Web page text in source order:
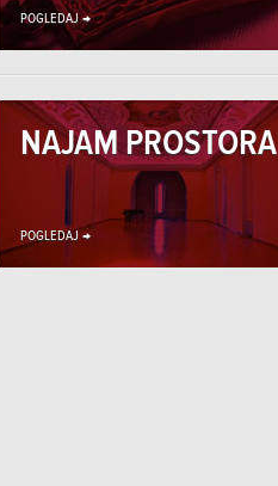
POGLEDAJ →
NAJAM PROSTORA
POGLEDAJ →